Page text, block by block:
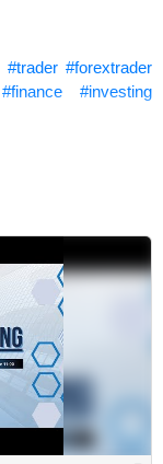
#trader #forextrader
#finance
#investing